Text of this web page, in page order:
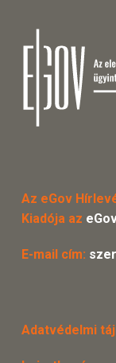
Az eGov
Kiadója az
E-mail cím:
Adatvédelmi